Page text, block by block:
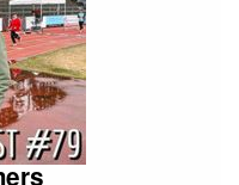
på Instagram